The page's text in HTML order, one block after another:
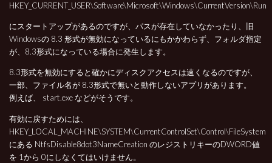
HKEY_CURRENT_USER\Software\Microsoft\Windows\CurrentVersion\Run
にスタートアップがあるのですが、パスが存在していなかったり、旧
Windowsの 8.3 形式が無効になっているにもかかわらず、フォルダ指定
が、8.3形式になっている場合に発生します。
8.3形式を無効にすると確かにディスクアクセスは速くなるのですが、
一部、ファイル名が 8.3形式で無いと動作しないアプリがあります。
例えば、 start.exe などがそうです。
有効に戻すためには、
HKEY_LOCAL_MACHINE\SYSTEM\CurrentControlSet\Control\FileSystem
にある NtfsDisable8dot3NameCreation のレジストリキーのDWORD値
を 1から 0にしなくてはいけません。